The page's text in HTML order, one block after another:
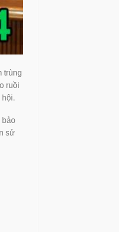
trùng
ruồi
bảo
sử